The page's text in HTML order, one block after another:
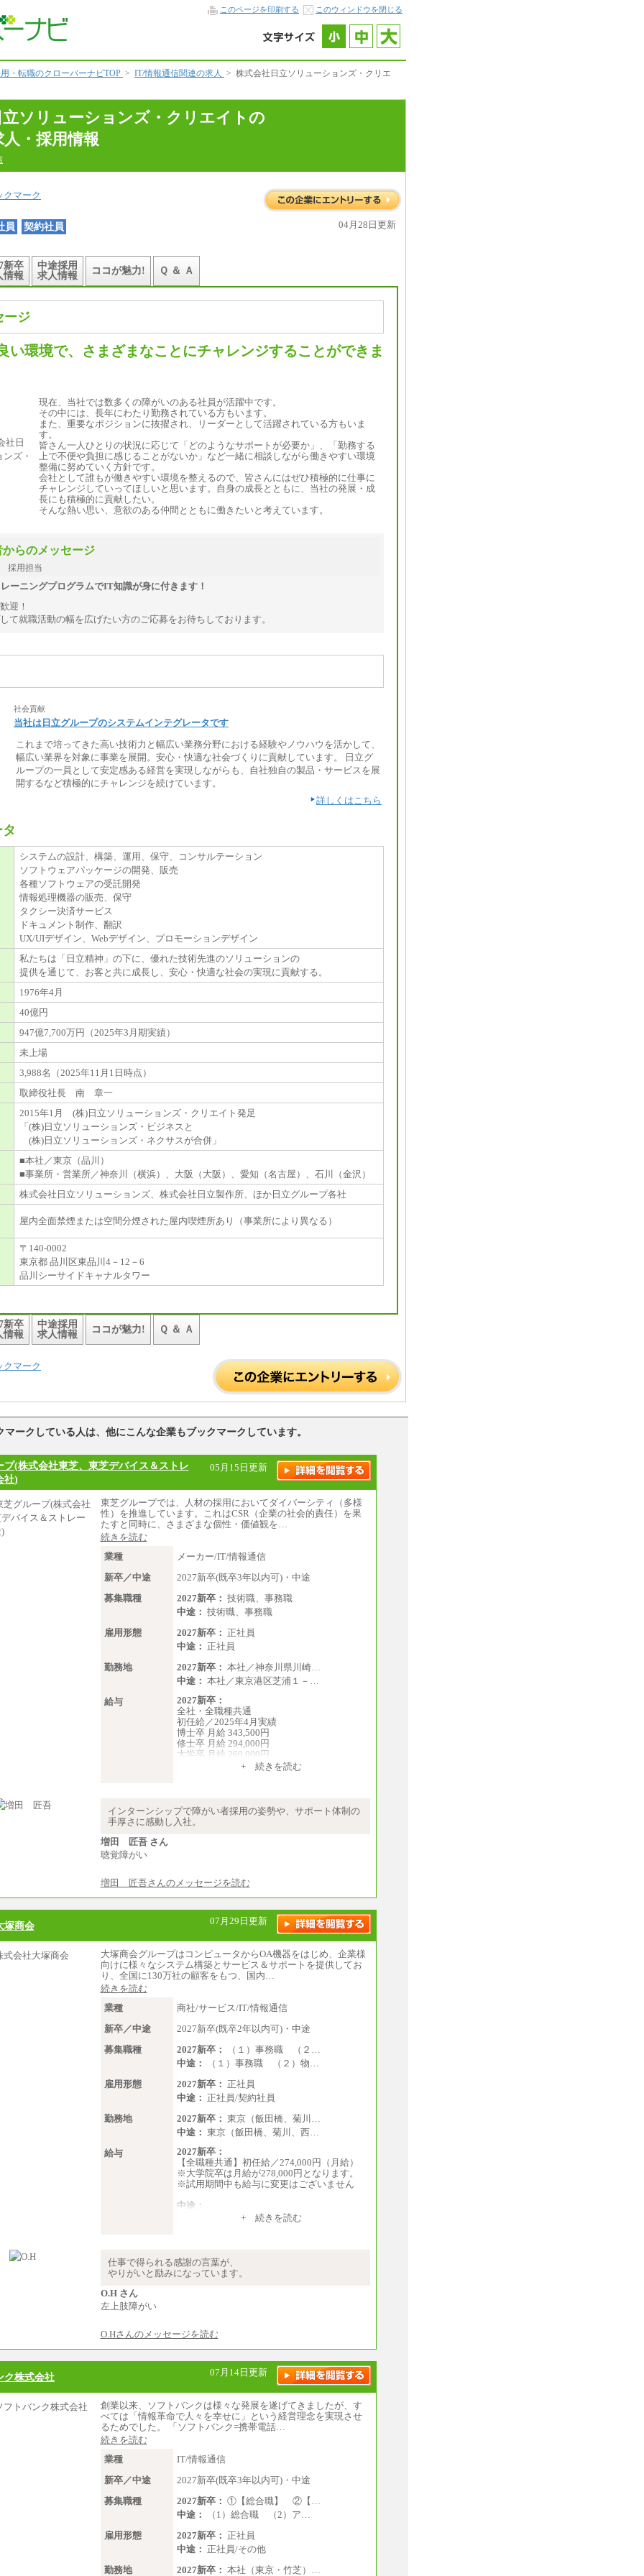
このページを印刷する このウィンドウを閉じる
・転職のクローバーナビTOP > IT/情報通信関連の求人 > 株式会社日立ソリューションズ・クリエ
立ソリューションズ・クリエイトの
・採用情報
クマーク
員 契約社員 04月28日更新
新卒
情報
中途採用
求人情報
ココが魅力! Ｑ ＆ Ａ
ージ
い環境で、さまざまなことにチャレンジすることができま
現在、当社では数多くの障がいのある社員が活躍中です。
その中には、長年にわたり勤務されている方もいます。
また、重要なポジションに抜擢され、リーダーとして活躍されている方もいま
す。
皆さん一人ひとりの状況に応じて「どのようなサポートが必要か」、「勤務する
上で不便や負担に感じることがないか」など一緒に相談しながら働きやすい環境
整備に努めていく方針です。
会社として誰もが働きやすい環境を整えるので、皆さんにはぜひ積極的に仕事に
チャレンジしていってほしいと思います。自身の成長とともに、当社の発展・成
長にも積極的に貢献したい。
そんな熱い思い、意欲のある仲間とともに働きたいと考えています。
らのメッセージ
採用担当
ーニングプログラムでIT知識が身に付きます！
迎！
て就職活動の幅を広げたい方のご応募をお待ちしております。
社会貢献
当社は日立グループのシステムインテグレータです
これまで培ってきた高い技術力と幅広い業務分野における経験やノウハウを活かして、
幅広い業界を対象に事業を展開。安心・快適な社会づくりに貢献しています。 日立グ
ループの一員として安定感ある経営を実現しながらも、自社独自の製品・サービスを展
開するなど積極的にチャレンジを続けています。
詳しくはこちら
システムの設計、構築、運用、保守、コンサルテーション
ソフトウェアパッケージの開発、販売
各種ソフトウェアの受託開発
情報処理機器の販売、保守
タクシー決済サービス
ドキュメント制作、翻訳
UX/UIデザイン、Webデザイン、プロモーションデザイン
私たちは「日立精神」の下に、優れた技術先進のソリューションの
提供を通じて、お客と共に成長し、安心・快適な社会の実現に貢献する。
1976年4月
40億円
947億7,700万円（2025年3月期実績）
未上場
3,988名（2025年11月1日時点）
取締役社長 南 章一
2015年1月 (株)日立ソリューションズ・クリエイト発足
「(株)日立ソリューションズ・ビジネスと
(株)日立ソリューションズ・ネクサスが合併」
■本社／東京（品川）
■事業所・営業所／神奈川（横浜）、大阪（大阪）、愛知（名古屋）、石川（金沢）
株式会社日立ソリューションズ、株式会社日立製作所、ほか日立グループ各社
屋内全面禁煙または空間分煙された屋内喫煙所あり（事業所により異なる）
〒140-0002
東京都 品川区東品川4－12－6
品川シーサイドキャナルタワー
新卒
情報
中途採用
求人情報
ココが魅力! Ｑ ＆ Ａ
クマーク
マークしている人は、他にこんな企業もブックマークしています。
プ(株式会社東芝、東芝デバイス＆ストレ
社)
05月15日更新
東芝グループでは、人材の採用においてダイバーシティ（多様
性）を推進しています。これはCSR（企業の社会的責任）を果
たすと同時に、さまざまな個性・価値観を…
続きを読む
業種
メーカー/IT/情報通信
新卒／中途
2027新卒(既卒3年以内可)・中途
募集職種
2027新卒： 技術職、事務職
中途： 技術職、事務職
雇用形態
2027新卒： 正社員
中途： 正社員
勤務地
2027新卒： 本社／神奈川県川崎…
中途： 本社／東京港区芝浦１－…
給与
2027新卒：
全社・全職種共通
初任給／2025年4月実績
博士卒 月給 343,500円
修士卒 月給 294,000円
大学卒 月給 269,000円
※試用期間の給与に変更はございません
します。
2025年新卒初任給 大学卒／月給 大学卒269,
000円
+ 続きを読む
インターンシップで障がい者採用の姿勢や、サポート体制の
手厚さに感動し入社。
増田 匠吾 さん
聴覚障がい
増田 匠吾さんのメッセージを読む
塚商会 07月29日更新
大塚商会グループはコンピュータからOA機器をはじめ、企業様
向けに様々なシステム構築とサービス＆サポートを提供してお
り、全国に130万社の顧客をもつ、国内…
続きを読む
業種
商社/サービス/IT/情報通信
新卒／中途
2027新卒(既卒2年以内可)・中途
募集職種
2027新卒：
（１）事務職 （２…
中途：
（１）事務職 （２）物…
雇用形態
2027新卒： 正社員
中途： 正社員/契約社員
勤務地
2027新卒： 東京（飯田橋、菊川…
中途： 東京（飯田橋、菊川、西…
給与
2027新卒：
【全職種共通】初任給／274,000円（月給）
※大学院卒は月給が278,000円となります。
※試用期間中も給与に変更はございません
中途：
（１）～（４）274,000円（月給）～
※業務内容・勤務形態に応じて、上記給与の
範囲内でご相談をさせていただく事がありま
す
+ 続きを読む
仕事で得られる感謝の言葉が、
やりがいと励みになっています。
O.H さん
左上肢障がい
O.Hさんのメッセージを読む
ク株式会社 07月14日更新
創業以来、ソフトバンクは様々な発展を遂げてきましたが、す
べては「情報革命で人々を幸せに」という経営理念を実現させ
るためでした。 「ソフトバンク=携帯電話…
続きを読む
業種
IT/情報通信
新卒／中途
2027新卒(既卒3年以内可)・中途
募集職種
2027新卒： ①【総合職】 ②【…
中途：
（1）総合職 （2）ア…
雇用形態
2027新卒： 正社員
中途： 正社員/その他
勤務地
2027新卒： 本社（東京・竹芝）…